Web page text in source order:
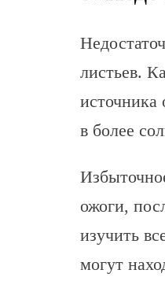
листьев.
источника
в более
ожоги,
изучить
могут